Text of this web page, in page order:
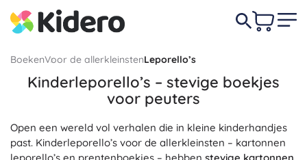
BoekenVoor de allerkleinstenLeporello’s
Kinderleporello’s – stevige boekjes
voor peuters
Open een wereld vol verhalen die in kleine kinderhandjes
past. Kinderleporello’s voor de allerkleinsten – kartonnen